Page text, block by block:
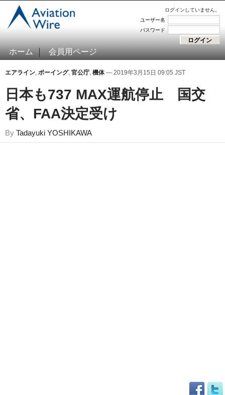
ログインしていません。
ユーザー名
パスワード
ホーム 会員用ページ
エアライン, ボーイング, 官公庁, 機体— 2019年3月15日 09:05 JST
日本も737 MAX運航停止 国交
省、FAA決定受け
By Tadayuki YOSHIKAWA